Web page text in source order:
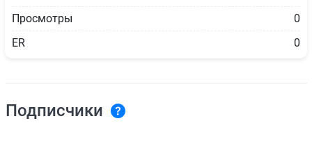
Просмотры
0
ER
0
Подписчики